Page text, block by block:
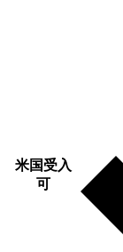
米国受入
可